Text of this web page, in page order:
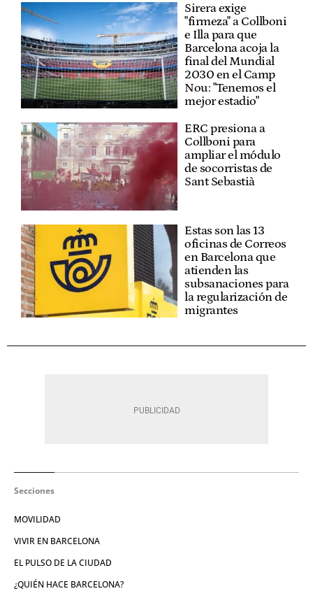
Sirera exige
"firmeza" a Collboni
e Illa para que
Barcelona acoja la
final del Mundial
2030 en el Camp
Nou: "Tenemos el
mejor estadio"
ERC presiona a
Collboni para
ampliar el módulo
de socorristas de
Sant Sebastià
Estas son las 13
oficinas de Correos
en Barcelona que
atienden las
subsanaciones para
la regularización de
migrantes
Secciones
MOVILIDAD
VIVIR EN BARCELONA
EL PULSO DE LA CIUDAD
¿QUIÉN HACE BARCELONA?